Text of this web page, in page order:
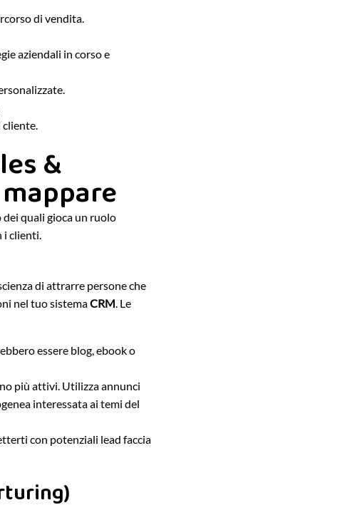
di vendita.
aziendali in corso e
cliente.
&
quali gioca un ruolo
i clienti.
di attrarre persone che
nel tuo sistemaCRM. Le
essere blog, ebook o
più attivi. Utilizza annunci
interessata ai temi del
con potenziali lead faccia